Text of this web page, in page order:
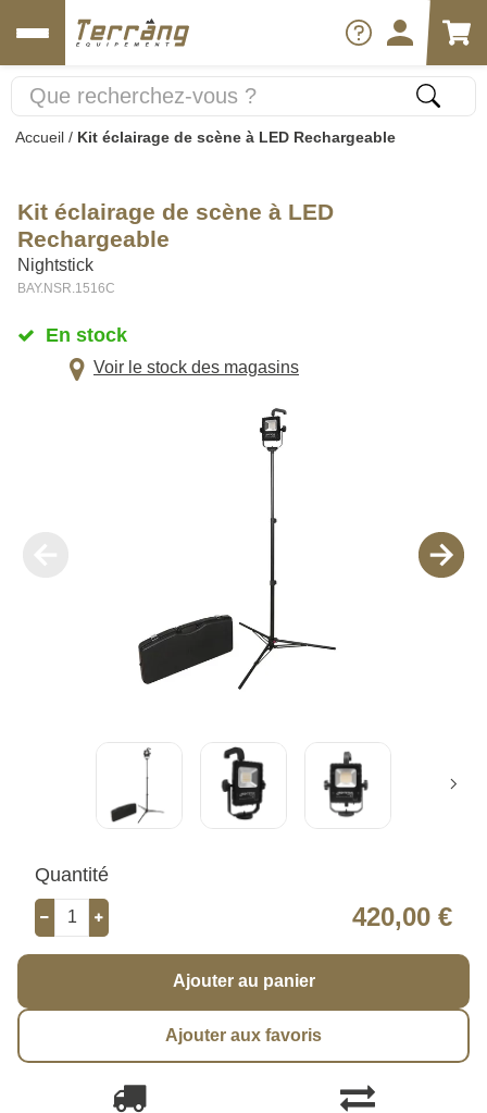
Accueil / Kit éclairage de scène à LED Rechargeable
Kit éclairage de scène à LED
Rechargeable
Nightstick
BAY.NSR.1516C
En stock
Voir le stock des magasins
Quantité
420,00 €
Ajouter au panier
Ajouter aux favoris